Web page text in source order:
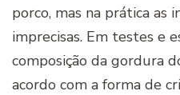
porco, mas na prática as
imprecisas. Em testes e
composição da gordura
acordo com a forma de